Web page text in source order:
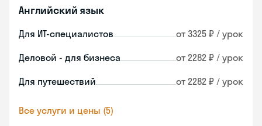
Английский язык
Для ИТ-специалистов от 3325 ₽ / урок
Деловой - для бизнеса от 2282 ₽ / урок
Для путешествий от 2282 ₽ / урок
Все услуги и цены (5)